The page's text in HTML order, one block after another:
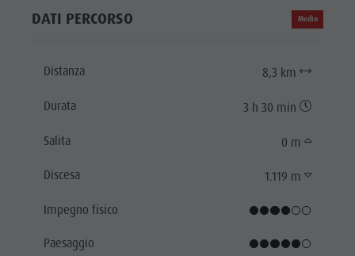
DATI PERCORSO Medio
Distanza 8,3 km
Durata 3 h 30 min
Salita 0 m
Discesa 1.119 m
Impegno fisico
Paesaggio